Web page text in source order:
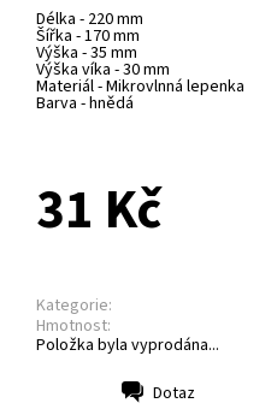
Délka - 220 mm
Šířka -170 mm
Výška -35 mm
Výška víka -30 mm
Materiál -Mikrovlnná lepenka
Barva -hnědá
31 Kč
Kategorie:
Hmotnost:
Položka byla vyprodána...
Dotaz